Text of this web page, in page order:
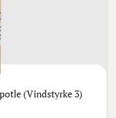
(Vindstyrke 3)